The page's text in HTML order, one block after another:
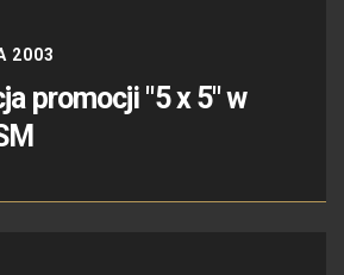
2003
promocji "5 x 5" w